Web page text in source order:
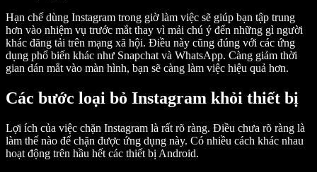
Hạn chế dùng Instagram trong giờ làm việc sẽ giúp bạn tập trung
hơn vào nhiệm vụ trước mắt thay vì mải chú ý đến những gì người
khác đăng tải trên mạng xã hội. Điều này cũng đúng với các ứng
dụng phổ biến khác như Snapchat và WhatsApp. Càng giảm thời
gian dán mắt vào màn hình, bạn sẽ càng làm việc hiệu quả hơn.
Các bước loại bỏ Instagram khỏi thiết bị
Lợi ích của việc chặn Instagram là rất rõ ràng. Điều chưa rõ ràng là
làm thế nào để chặn được ứng dụng này. Có nhiều cách khác nhau
hoạt động trên hầu hết các thiết bị Android.